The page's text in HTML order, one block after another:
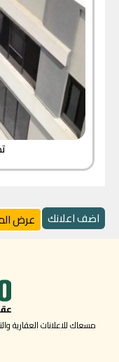
اضف اعلانك عرض
مسعاك للاعلانات العقارية